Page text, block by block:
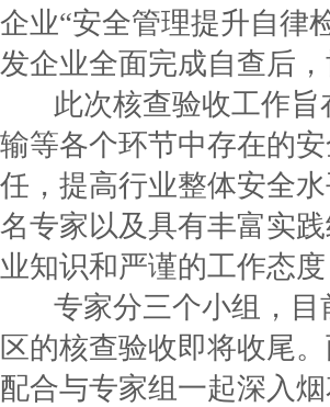
企业“安全管理提升自律
发企业全面完成自查后
此次核查验收工作旨
输等各个环节中存在的
任，提高行业整体安全
名专家以及具有丰富实
业知识和严谨的工作态
专家分三个小组，目
区的核查验收即将收尾
配合与专家组一起深入